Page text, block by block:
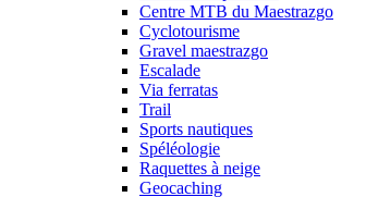
Centre MTB du Maestrazgo
Cyclotourisme
Gravel maestrazgo
Escalade
Via ferratas
Trail
Sports nautiques
Spéléologie
Raquettes à neige
Geocaching